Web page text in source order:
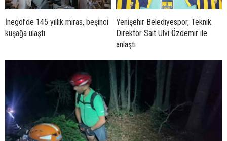
İnegöl’de 145 yıllık miras, beşinci
kuşağa ulaştı
Yenişehir Belediyespor, Teknik
Direktör Sait Ulvi Özdemir ile
anlaştı